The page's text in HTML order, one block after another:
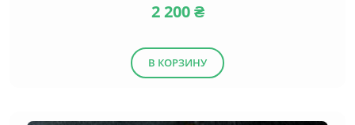
2 200₴
В КОРЗИНУ